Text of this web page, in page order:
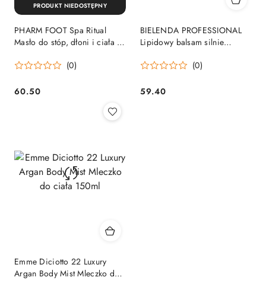
PHARM FOOT Spa Ritual
Masło do stóp, dłoni i ciała z
(0)
Cena:
60.50
PRODUKT NIEDOSTĘPNY
BIELENDA PROFESSIONAL
Lipidowy balsam silnie
(0)
Cena:
59.40
Emme Diciotto 22 Luxury
Argan Body Mist Mleczko do